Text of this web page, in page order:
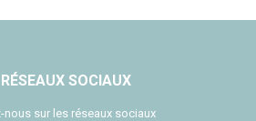
RÉSEAUX SOCIAUX
nous sur les réseaux sociaux